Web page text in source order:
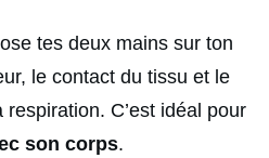
tes deux mains sur ton
le contact du tissu et le
C’est idéal pour
son corps.